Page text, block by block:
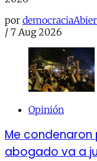
por
/ 7 Aug 2026
Opinión
Me
abogado va a